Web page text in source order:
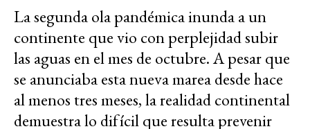
La segunda ola pandémica inunda a un
continente que vio con perplejidad subir
las aguas en el mes de octubre. A pesar que
se anunciaba esta nueva marea desde hace
al menos tres meses, la realidad continental
demuestra lo difícil que resulta prevenir